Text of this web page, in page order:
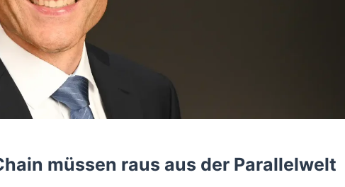
müssen raus aus der Parallelwelt